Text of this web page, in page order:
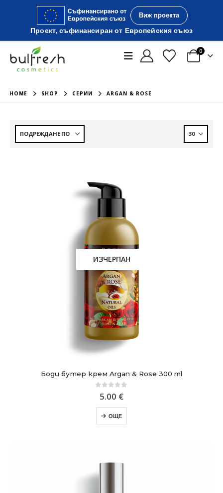
Проект, съфинансиран от Европейския съюз
Виж проекта
0
HOME SHOP СЕРИИ ARGAN & ROSE
ИЗЧЕРПАН
Боди бутер крем Argan & Rose 300 ml
out of 5
5.00 €
ОЩЕ